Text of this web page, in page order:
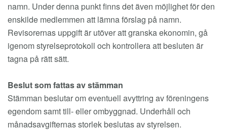
namn. Under denna punkt finns det även möjlighet för den
enskilde medlemmen att lämna förslag på namn.
Revisorernas uppgift är utöver att granska ekonomin, gå
igenom styrelseprotokoll och kontrollera att besluten är
tagna på rätt sätt.
Beslut som fattas av stämman
Stämman beslutar om eventuell avyttring av föreningens
egendom samt till- eller ombyggnad. Underhåll och
månadsavgifternas storlek beslutas av styrelsen.